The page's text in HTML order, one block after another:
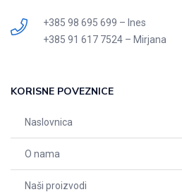
+385 98 695 699 – Ines
+385 91 617 7524 – Mirjana
KORISNE POVEZNICE
Naslovnica
O nama
Naši proizvodi